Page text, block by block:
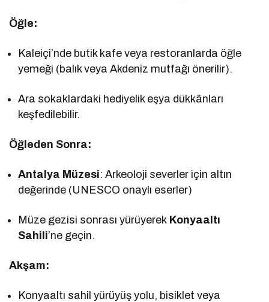
Öğle:
Kaleiçi’nde butik kafe veya restoranlarda öğle
yemeği (balık veya Akdeniz mutfağı önerilir).
Ara sokaklardaki hediyelik eşya dükkânları
keşfedilebilir.
Öğleden Sonra:
Antalya Müzesi: Arkeoloji severler için altın
değerinde (UNESCO onaylı eserler)
Müze gezisi sonrası yürüyerek Konyaaltı
Sahili’ne geçin.
Akşam:
Konyaaltı sahil yürüyüş yolu, bisiklet veya